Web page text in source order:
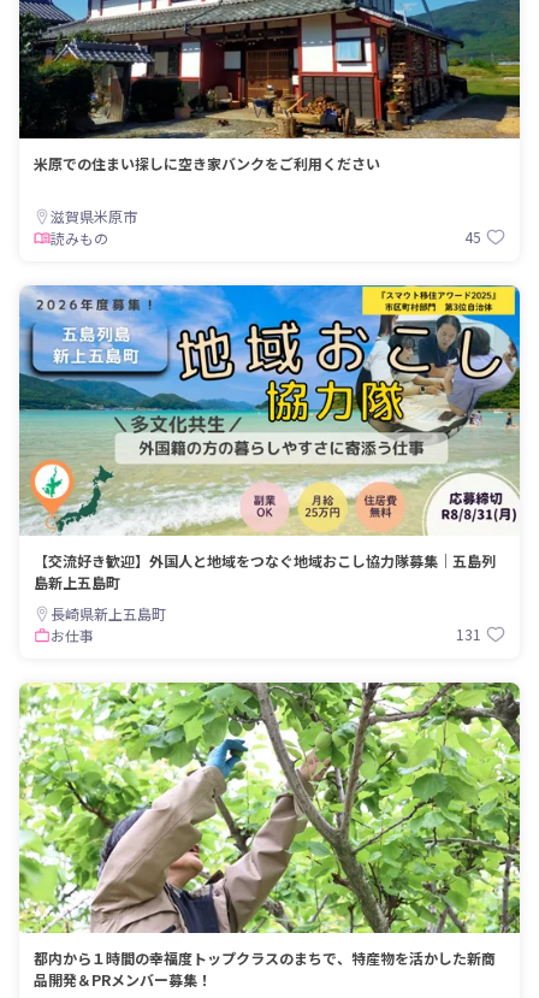
米原での住まい探しに空き家バンクをご利用ください
滋賀県米原市
読みもの
45
【交流好き歓迎】外国人と地域をつなぐ地域おこし協力隊募集｜五島列
島新上五島町
長崎県新上五島町
お仕事
131
都内から１時間の幸福度トップクラスのまちで、特産物を活かした新商
品開発＆PRメンバー募集！